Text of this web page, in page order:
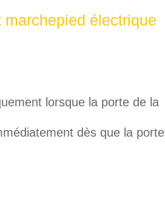
électrique
lorsque la porte de la
dès que la porte